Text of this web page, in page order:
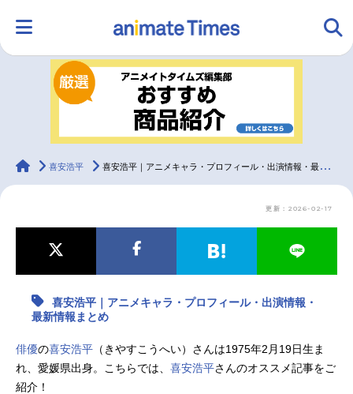
ランキング アニメ
ラジオ みんなの声 グッズ
最新記事一覧
アニメ記事一覧 声優記事一覧
アニメ映画一覧
animateTimes
喜安浩平 喜安浩平｜アニメキャラ・プロフィール・出演情報・最新情報まとめ
更新：2026-02-17
喜安浩平｜アニメキャラ・プロフィール・出演情報・
最新情報まとめ
俳優の喜安浩平 （きやすこうへい）さんは1975年2月19日生ま
れ、愛媛県出身。こちらでは、 喜安浩平さんのオススメ記事をご
紹介！